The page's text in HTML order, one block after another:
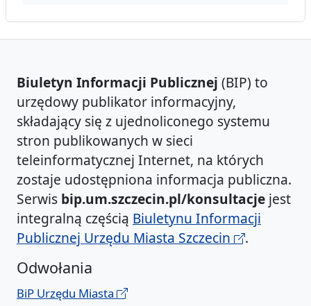
Biuletyn Informacji Publicznej (BIP) to
urzędowy publikator informacyjny,
składający się z ujednoliconego systemu
stron publikowanych w sieci
teleinformatycznej Internet, na których
zostaje udostępniona informacja publiczna.
Serwis bip.um.szczecin.pl/konsultacje jest
integralną częścią Biuletynu Informacji
Publicznej Urzędu Miasta Szczecin
.
Odwołania
BiP Urzędu Miasta